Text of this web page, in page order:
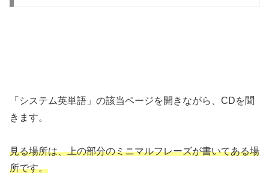
「システム英単語」の該当ページを開きながら、CDを聞
きます。
見る場所は、上の部分のミニマルフレーズが書いてある場
所です。